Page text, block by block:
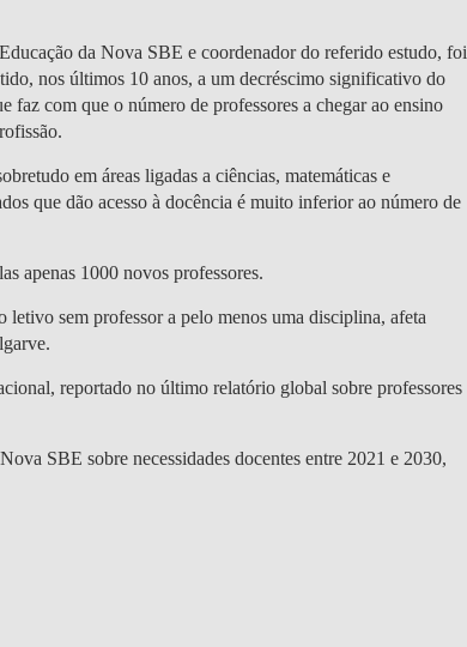
da Nova SBE e coordenador do referido estudo, foi
nos últimos 10 anos, a um decréscimo significativo do
faz com que o número de professores a chegar ao ensino
em áreas ligadas a ciências, matemáticas e
que dão acesso à docência é muito inferior ao número de
apenas 1000 novos professores.
sem professor a pelo menos uma disciplina, afeta
reportado no último relatório global sobre professores
SBE sobre necessidades docentes entre 2021 e 2030,